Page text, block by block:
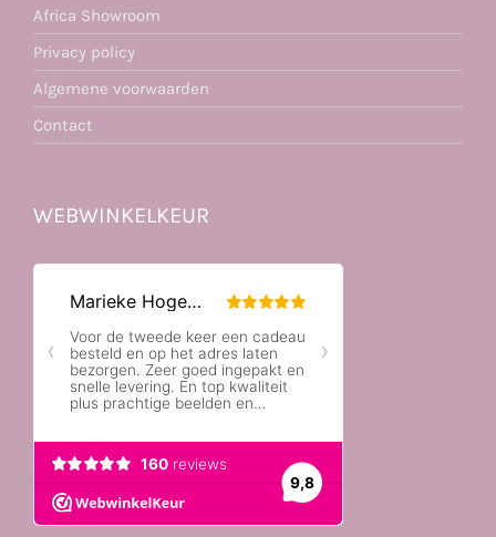
Africa Showroom
Privacy policy
Algemene voorwaarden
Contact
WEBWINKELKEUR